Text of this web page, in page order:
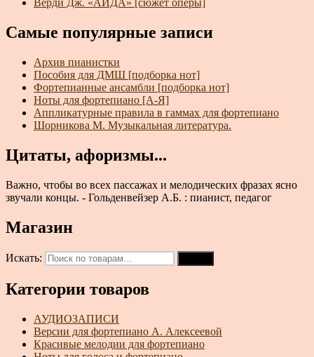
Верди Дж. «АИДА» [сюжет оперы]
Самые популярные записи
Архив пианистки
Пособия для ДМШ [подборка нот]
Фортепианные ансамбли [подборка нот]
Ноты для фортепиано [А-Я]
Аппликатурные правила в гаммах для фортепиано
Шорникова М. Музыкальная литература.
Цитаты, афоризмы...
Важно, чтобы во всех пассажах и мелодических фразах ясно
звучали концы. - Гольденвейзер А.Б. : пианист, педагог
Магазин
Искать:
Категории товаров
АУДИОЗАПИСИ
Версии для фортепиано А. Алексеевой
Красивые мелодии для фортепиано